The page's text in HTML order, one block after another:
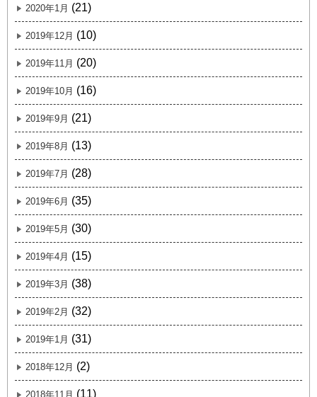
2020年1月 (21)
2019年12月 (10)
2019年11月 (20)
2019年10月 (16)
2019年9月 (21)
2019年8月 (13)
2019年7月 (28)
2019年6月 (35)
2019年5月 (30)
2019年4月 (15)
2019年3月 (38)
2019年2月 (32)
2019年1月 (31)
2018年12月 (2)
2018年11月 (11)